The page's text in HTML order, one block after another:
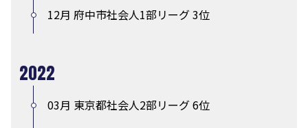
12月 府中市社会人1部リーグ 3位
2022
03月 東京都社会人2部リーグ 6位